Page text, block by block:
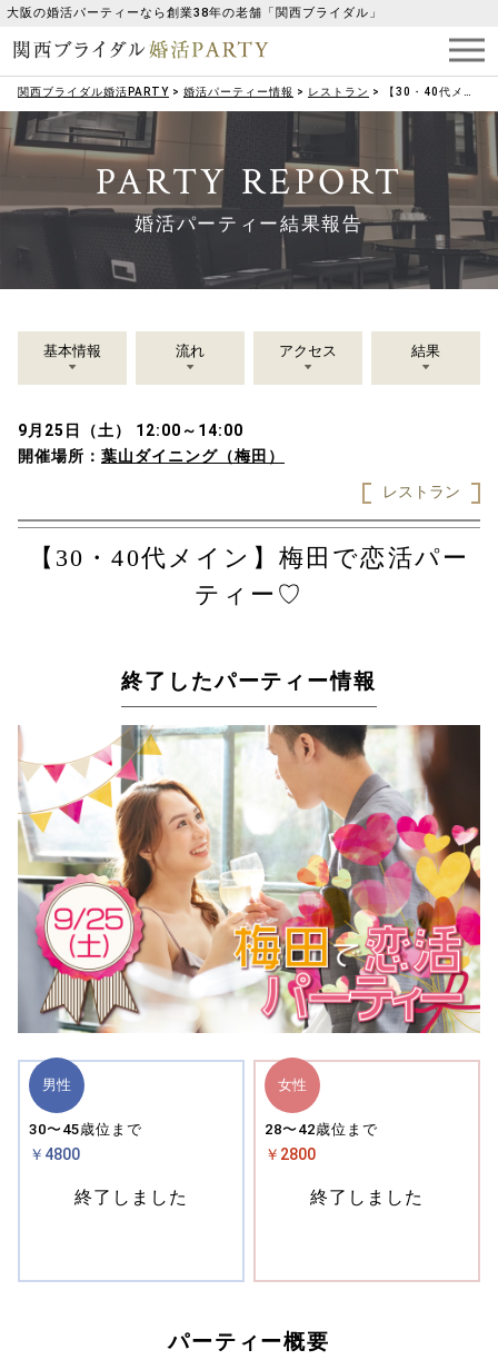
大阪の婚活パーティーなら創業38年の老舗「関西ブライダル」
関西ブライダル婚活PARTY > 婚活パーティー情報 > レストラン > 【30・40代メイン】梅田で恋活パーティー♡
PARTY REPORT
婚活パーティー結果報告
基本情報 流れ アクセス 結果
9月25日（土） 12:00～14:00
開催場所： 葉山ダイニング（梅田）
レストラン
【30・40代メイン】梅田で恋活パー
ティー♡
終了したパーティー情報
男性
30〜45歳位まで
￥4800
終了しました
女性
28〜42歳位まで
￥2800
終了しました
パーティー概要